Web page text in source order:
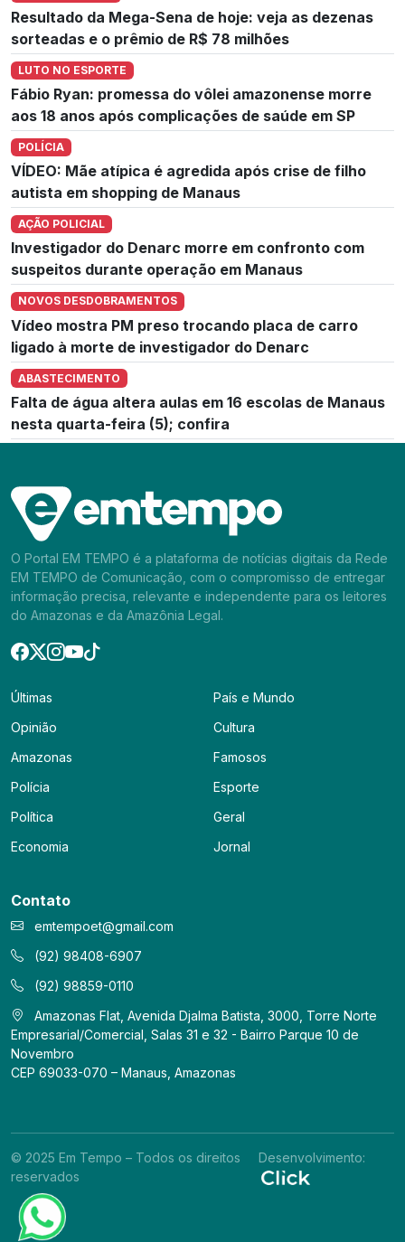
Resultado da Mega-Sena de hoje: veja as dezenas
sorteadas e o prêmio de R$ 78 milhões
LUTO NO ESPORTE
Fábio Ryan: promessa do vôlei amazonense morre
aos 18 anos após complicações de saúde em SP
POLÍCIA
VÍDEO: Mãe atípica é agredida após crise de filho
autista em shopping de Manaus
AÇÃO POLICIAL
Investigador do Denarc morre em confronto com
suspeitos durante operação em Manaus
NOVOS DESDOBRAMENTOS
Vídeo mostra PM preso trocando placa de carro
ligado à morte de investigador do Denarc
ABASTECIMENTO
Falta de água altera aulas em 16 escolas de Manaus
nesta quarta-feira (5); confira
O Portal EM TEMPO é a plataforma de notícias digitais da Rede
EM TEMPO de Comunicação, com o compromisso de entregar
informação precisa, relevante e independente para os leitores
do Amazonas e da Amazônia Legal.
Últimas
Opinião
Amazonas
Polícia
Política
Economia
País e Mundo
Cultura
Famosos
Esporte
Geral
Jornal
Contato
emtempoet@gmail.com
(92) 98408-6907
(92) 98859-0110
Amazonas Flat, Avenida Djalma Batista, 3000, Torre Norte
Empresarial/Comercial, Salas 31 e 32 - Bairro Parque 10 de
Novembro
CEP 69033-070 – Manaus, Amazonas
© 2025 Em Tempo – Todos os direitos
reservados
Desenvolvimento: